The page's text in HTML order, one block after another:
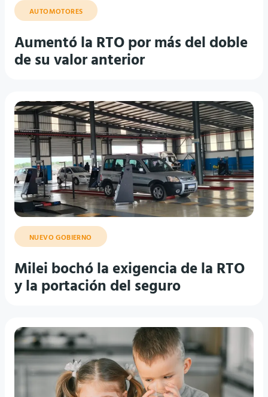
AUTOMOTORES
Aumentó la RTO por más del doble
de su valor anterior
NUEVO GOBIERNO
Milei bochó la exigencia de la RTO
y la portación del seguro